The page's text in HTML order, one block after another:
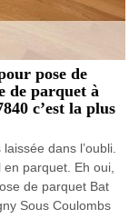
pose de
de parquet à
c’est la plus
dans l’oubli.
parquet. Eh oui,
de parquet Bat
Sous Coulombs